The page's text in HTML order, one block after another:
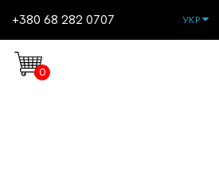
+380 68 282 0707 УКР
0